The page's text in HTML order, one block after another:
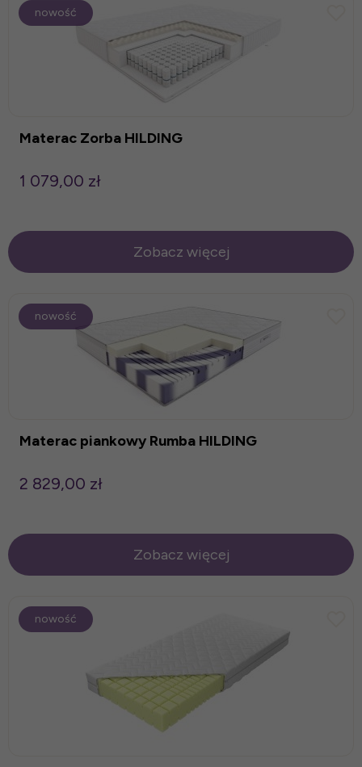
Materac Zorba HILDING
1 079,00 zł
Zobacz więcej
nowość
Materac piankowy Rumba HILDING
2 829,00 zł
Zobacz więcej
nowość
nowość